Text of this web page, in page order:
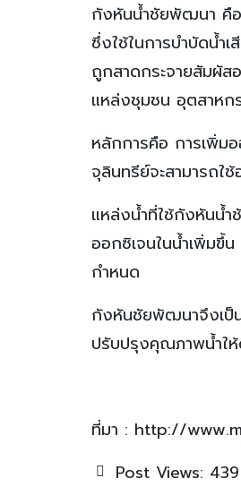
กังหันน้ำชัยพัฒนา คือ
ซึ่งใช้ในการบำบัดน้ำ
ถูกสาดกระจายสัมผัส
แหล่งชุมชน อุตสาหก
หลักการคือ การเพิ่มอ
จุลินทรีย์จะสามารถใ
แหล่งน้ำที่ใช้กังหันน้ำ
ออกซิเจนในน้ำเพิ่มขึ้
กำหนด
กังหันชัยพัฒนาจึงเป็น
ปรับปรุงคุณภาพน้ำให้
ที่มา : http://
Post Views: 439